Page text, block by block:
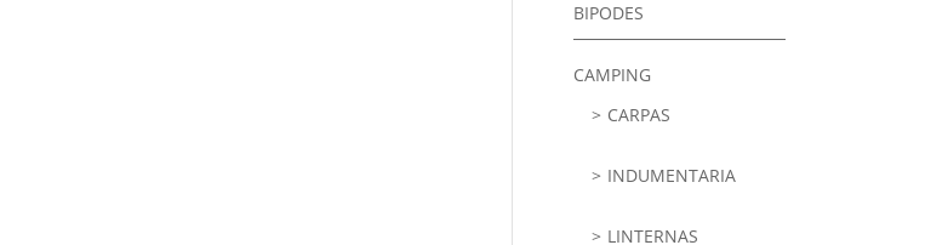
BIPODES
CAMPING
CARPAS
INDUMENTARIA
LINTERNAS